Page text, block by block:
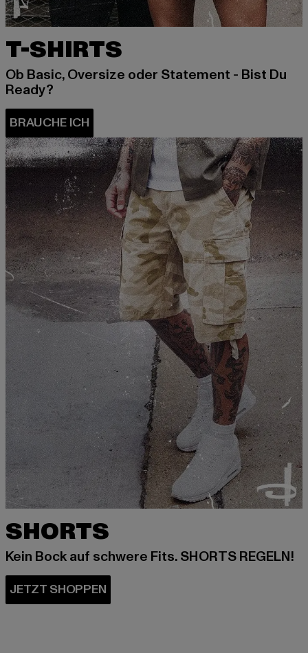
T-SHIRTS
Ob Basic, Oversize oder Statement - Bist Du
Ready?
SHORTS
Kein Bock auf schwere Fits. SHORTS REGELN!